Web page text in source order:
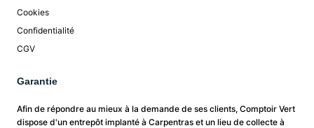
Cookies
Confidentialité
CGV
Garantie
Afin de répondre au mieux à la demande de ses clients, Comptoir Vert
dispose d'un entrepôt implanté à Carpentras et un lieu de collecte à